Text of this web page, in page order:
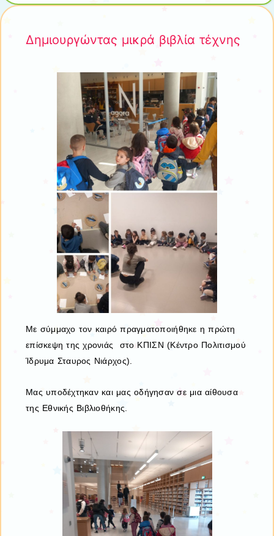
Δημιουργώντας μικρά βιβλία τέχνης
Με σύμμαχο τον καιρό πραγματοποιήθηκε η πρώτη
επίσκεψη της χρονιάς στο ΚΠΙΣΝ (Κέντρο Πολιτισμού
Ίδρυμα Σταυρος Νιάρχος).
Μας υποδέχτηκαν και μας οδήγησαν σε μια αίθουσα
της Εθνικής Βιβλιοθήκης.